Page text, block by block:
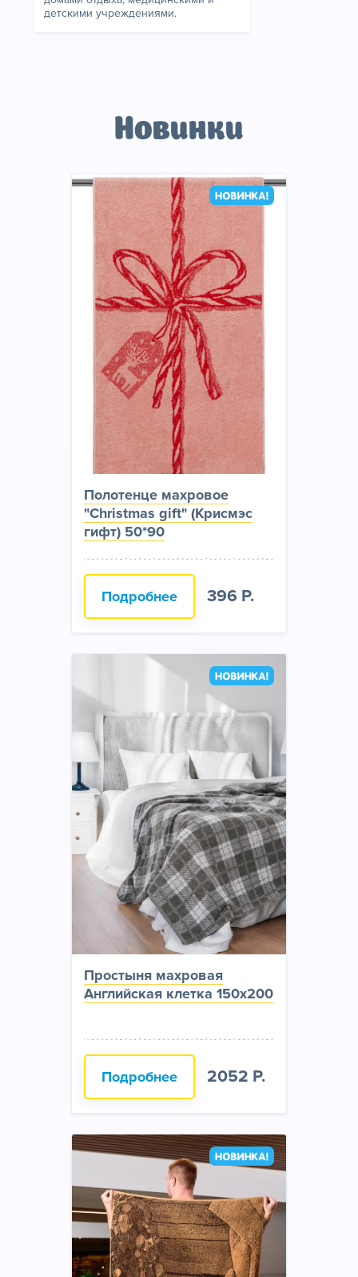
детскими учреждениями.
Новинки
Полотенце махровое
"Christmas gift" (Крисмэс
гифт) 50*90
Подробнее 396 Р.
Простыня махровая
Английская клетка 150х200
Подробнее 2052 Р.